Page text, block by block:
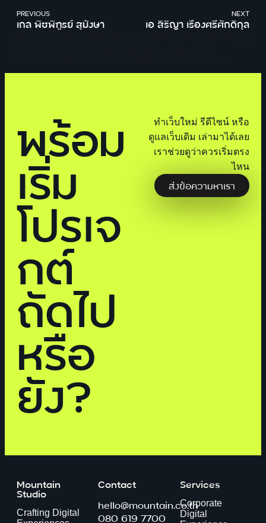
PREVIOUS
เกล พิชพิฑูรย์ สุมังษา
NEXT
เอ สิริญา เรืองศรีศักดิกุล
พร้อม
เริ่ม
โปรเจ
กต์
ถัดไป
หรือ
ยัง?
ทำเว็บใหม่ รีดีไซน์ หรือ
ดูแลเว็บเดิม เล่ามาได้เลย
เราช่วยดูว่าควรเริ่มตรง
ไหน
ส่งข้อความหาเรา
Mountain
Studio
Crafting Digital
Contact
hello@mountain.co.th
080 619 7700
Services
Corporate
Digital